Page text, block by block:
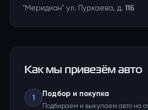
"Меридиан" ул. Пуркаева, д. 116
Как мы привезём авто
1 Подбор и покупка
Подбираем и выкупаем авто на